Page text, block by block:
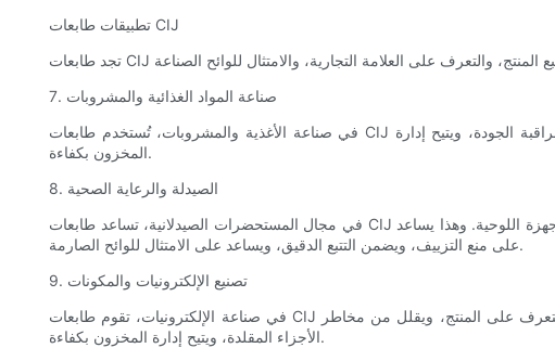
تطبيقات طابعات CIJ
7. صناعة المواد الغذائية والمشروبات
في صناعة الأغذية والمشروبات، تُستخدم طابعات CIJ لوضع العلامات على العبوات بالمكونات والمعلومات الغذائية وأكواد الدُفعات وتواريخ انتهاء الصلاحية. وهذا يضمن سلامة المنتج، ويدعم مراقبة الجودة، ويتيح إدارة
المخزون بكفاءة.
8. الصيدلة والرعاية الصحية
في مجال المستحضرات الصيدلانية، تساعد طابعات CIJ في طباعة رموز تعريف الدواء، والأرقام التسلسلية، وأرقام الدُفعات على الزجاجات، وحزم الفقاعات، والملصقات، وحتى مباشرة على الأجهزة اللوحية. وهذا يساعد
على منع التزييف، ويضمن التتبع الدقيق، ويساعد على الامتثال للوائح الصارمة.
9. تصنيع الإلكترونيات والمكونات
في صناعة الإلكترونيات، تقوم طابعات CIJ بوضع علامات على لوحات الدوائر والمكونات والموصلات والكابلات باستخدام رموز التتبع أو الشعارات أو الرموز الشريطية. وهذا يسهل التعرف على المنتج، ويقلل من مخاطر
الأجزاء المقلدة، ويتيح إدارة المخزون بكفاءة.